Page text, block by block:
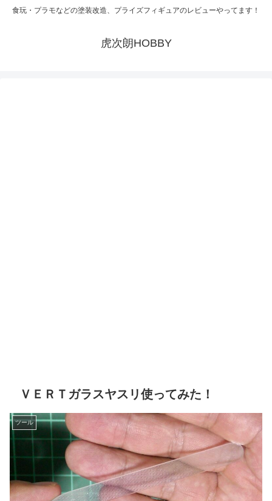
食玩・プラモなどの塗装改造、プライズフィギュアのレビューやってます！
虎次朗HOBBY
ＶＥＲＴガラスヤスリ使ってみた！
ツール